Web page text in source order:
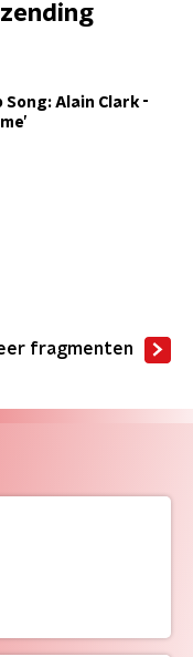
Song: Alain Clark -
fragmenten